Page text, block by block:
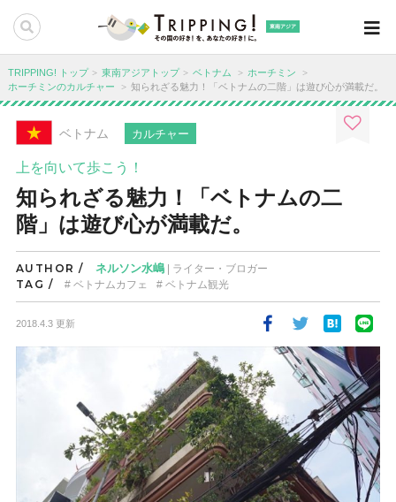
東南アジア
TRIPPING! トップ 東南アジアトップ ベトナム
ホーチミン
ホーチミンのカルチャー
知られざる魅力！「ベトナムの二階」は遊び心が満載だ。
ベトナム カルチャー
上を向いて歩こう！
知られざる魅力！「ベトナムの二
階」は遊び心が満載だ。
AUTHOR / ネルソン水嶋| ライター・ブロガー
TAG / ベトナムカフェ ベトナム観光
2018.4.3 更新